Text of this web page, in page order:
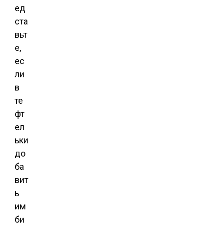
ед
ста
вьт
е,
ес
ли
в
те
фт
ел
ьки
до
ба
вит
ь
им
би